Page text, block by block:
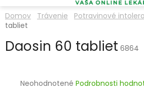
VITAMÍNY
MINERÁLY
Domov Trávenie Potravinové
tabliet
Daosin 60 tabliet 6864
Priemerné
Neohodnotené Podrobnosti